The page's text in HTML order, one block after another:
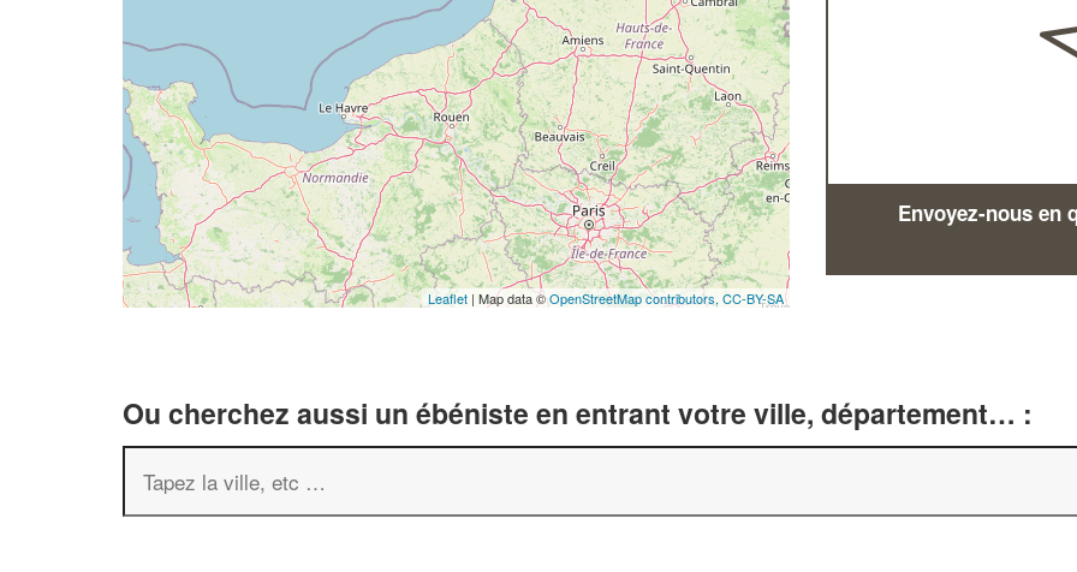
Leaflet | Map data ©OpenStreetMap contributors, CC-BY-SA
Envoyez-nous en
Ou cherchez aussi un ébéniste en entrant votre ville, département… :